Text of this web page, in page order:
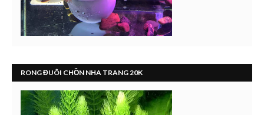
RONG ĐUÔI CHỒN NHA TRANG 20K